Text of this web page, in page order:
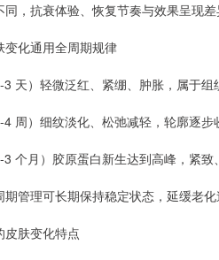
同，抗衰体验、恢复节奏与效果呈现
变化通用全周期规律
天）轻微泛红、紧绷、肿胀，属于组
周）细纹淡化、松弛减轻，轮廓逐步
个月）胶原蛋白新生达到高峰，紧致
管理可长期保持稳定状态，延缓老化
皮肤变化特点